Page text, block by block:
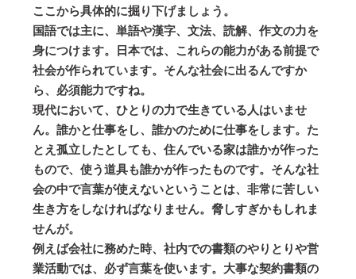
ここから具体的に掘り下げましょう。
国語では主に、単語や漢字、文法、読解、作文の力を
身につけます。日本では、これらの能力がある前提で
社会が作られています。そんな社会に出るんですか
ら、必須能力ですね。
現代において、ひとりの力で生きている人はいませ
ん。誰かと仕事をし、誰かのために仕事をします。た
とえ孤立したとしても、住んでいる家は誰かが作った
もので、使う道具も誰かが作ったものです。そんな社
会の中で言葉が使えないということは、非常に苦しい
生き方をしなければなりません。脅しすぎかもしれま
せんが。
例えば会社に務めた時、社内での書類のやりとりや営
業活動では、必ず言葉を使います。大事な契約書類の